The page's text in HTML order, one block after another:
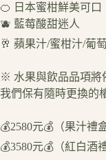
🍊 日本蜜柑鮮美可口
🫐 藍莓酸甜迷人
🥂 蘋果汁/蜜柑汁/葡
※ 水果與飲品品項將
我們保有隨時更換的
💰2580元💰（果汁禮盒
💰3580元💰（紅白酒